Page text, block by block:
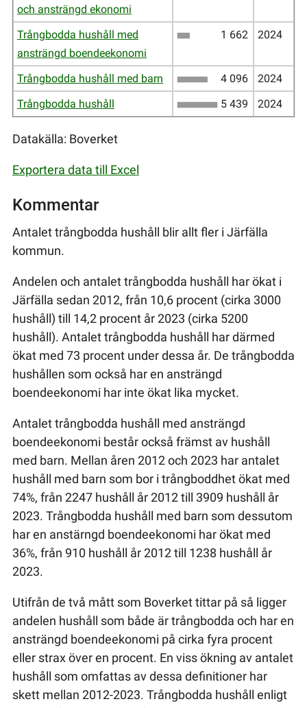
och ansträngd ekonomi
Trångbodda hushåll med
ansträngd boendeekonomi
1 662 2024
Trångbodda hushåll med barn 4 096
2024
Trångbodda hushåll
5 439 2024
Datakälla: Boverket
Exportera data till Excel
Kommentar
Antalet trångbodda hushåll blir allt fler i Järfälla
kommun.
Andelen och antalet trångbodda hushåll har ökat i
Järfälla sedan 2012, från 10,6 procent (cirka 3000
hushåll) till 14,2 procent år 2023 (cirka 5200
hushåll). Antalet trångbodda hushåll har därmed
ökat med 73 procent under dessa år. De trångbodda
hushållen som också har en ansträngd
boendeekonomi har inte ökat lika mycket.
Antalet trångbodda hushåll med ansträngd
boendeekonomi består också främst av hushåll
med barn. Mellan åren 2012 och 2023 har antalet
hushåll med barn som bor i trångboddhet ökat med
74%, från 2247 hushåll år 2012 till 3909 hushåll år
2023. Trångbodda hushåll med barn som dessutom
har en anstärngd boendeekonomi har ökat med
36%, från 910 hushåll år 2012 till 1238 hushåll år
2023.
Utifrån de två mått som Boverket tittar på så ligger
andelen hushåll som både är trångbodda och har en
ansträngd boendeekonomi på cirka fyra procent
eller strax över en procent. En viss ökning av antalet
hushåll som omfattas av dessa definitioner har
skett mellan 2012-2023. Trångbodda hushåll enligt